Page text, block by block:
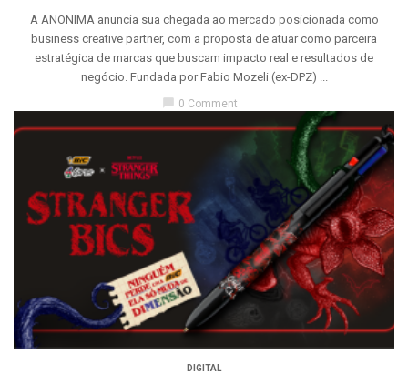
A ANONIMA anuncia sua chegada ao mercado posicionada como
business creative partner, com a proposta de atuar como parceira
estratégica de marcas que buscam impacto real e resultados de
negócio. Fundada por Fabio Mozeli (ex-DPZ) ...
0 Comment
DIGITAL